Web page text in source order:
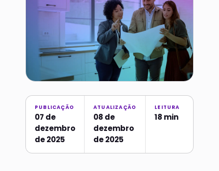
PUBLICAÇÃO
07 de
dezembro
de 2025
ATUALIZAÇÃO
08 de
dezembro
de 2025
LEITURA
18 min